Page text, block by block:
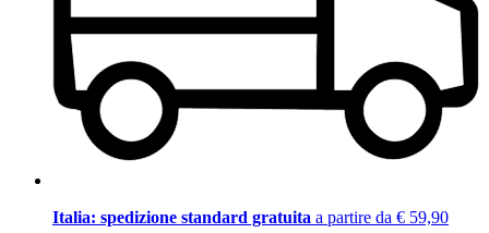
Italia: spedizione standard gratuita a partire da € 59,90